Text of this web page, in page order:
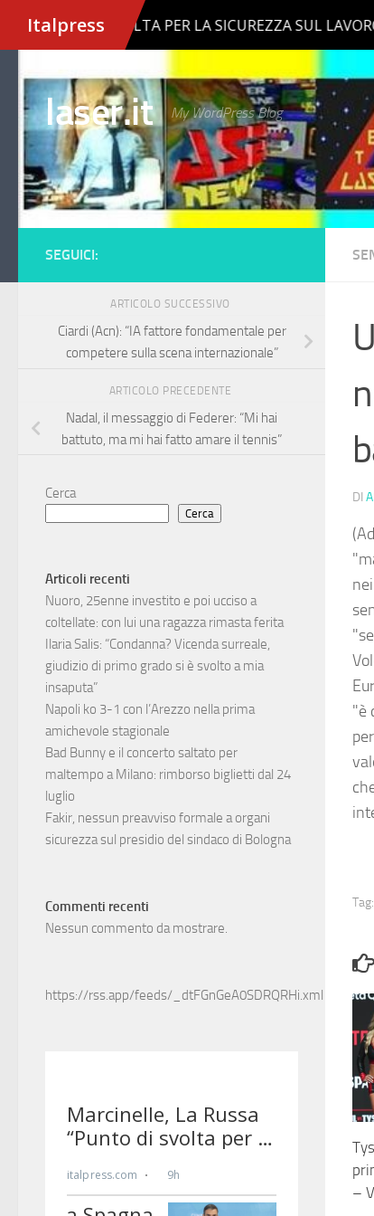
Salta al contenuto
laser.it My WordPress Blog
DI
"è
Tag:
–
SEGUICI:
ARTICOLO SUCCESSIVO
Ciardi (Acn): “IA fattore fondamentale per
competere sulla scena internazionale”
ARTICOLO PRECEDENTE
Nadal, il messaggio di Federer: “Mi hai
battuto, ma mi hai fatto amare il tennis”
Cerca
Cerca
Articoli recenti
Nuoro, 25enne investito e poi ucciso a
coltellate: con lui una ragazza rimasta ferita
Ilaria Salis: “Condanna? Vicenda surreale,
giudizio di primo grado si è svolto a mia
insaputa”
Napoli ko 3-1 con l’Arezzo nella prima
amichevole stagionale
Bad Bunny e il concerto saltato per
maltempo a Milano: rimborso biglietti dal 24
luglio
Fakir, nessun preavviso formale a organi
sicurezza sul presidio del sindaco di Bologna
Commenti recenti
Nessun commento da mostrare.
https://rss.app/feeds/_dtFGnGeA0SDRQRHi.xml